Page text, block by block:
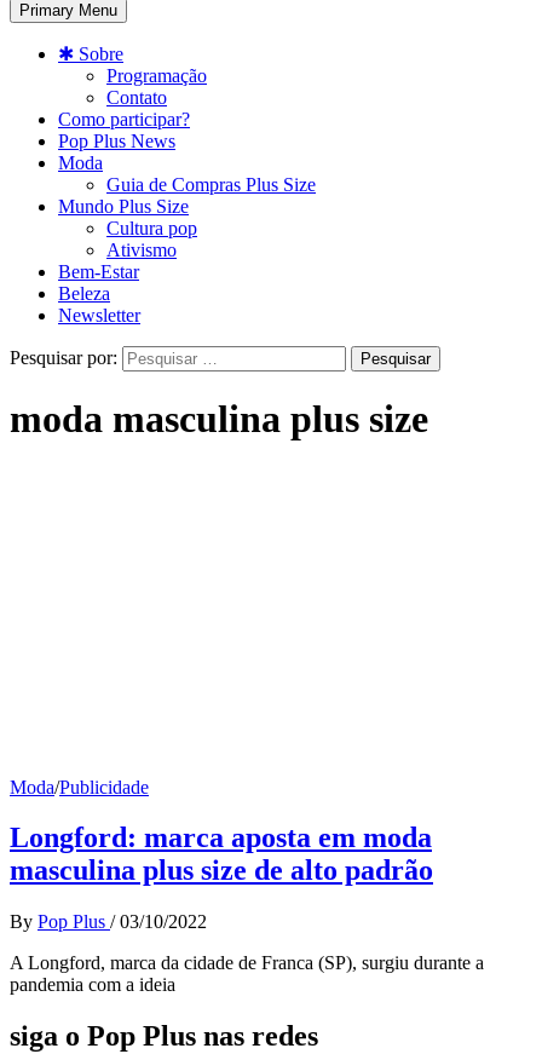
Primary Menu
✱ Sobre
Programação
Contato
Como participar?
Pop Plus News
Moda
Guia de Compras Plus Size
Mundo Plus Size
Cultura pop
Ativismo
Bem-Estar
Beleza
Newsletter
Pesquisar por:
moda masculina plus size
Moda/Publicidade
Longford: marca aposta em moda
masculina plus size de alto padrão
By Pop Plus / 03/10/2022
A Longford, marca da cidade de Franca (SP), surgiu durante a
pandemia com a ideia
siga o Pop Plus nas redes